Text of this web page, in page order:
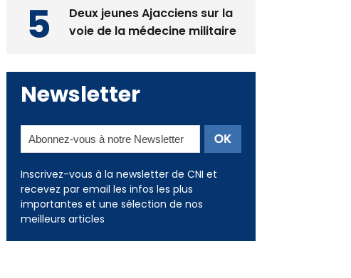
Deux jeunes Ajacciens sur la
voie de la médecine militaire
Newsletter
Inscrivez-vous à la newsletter de CNI et
recevez par email les infos les plus
importantes et une sélection de nos
meilleurs articles